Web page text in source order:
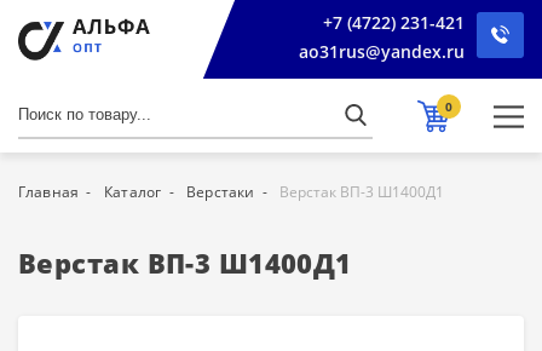
+7 (4722) 231-421
ao31rus@yandex.ru
0
Главная Каталог Верстаки Верстак ВП-3 Ш1400Д1
Верстак ВП-3 Ш1400Д1